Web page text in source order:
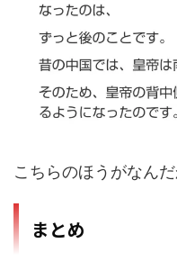
こちらのほうがなん
まとめ